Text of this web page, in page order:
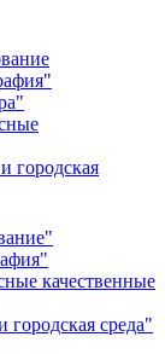
городская
качественные
городская среда"